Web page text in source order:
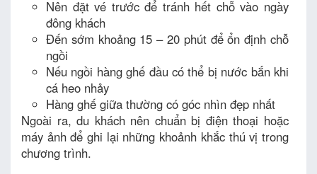
Nên đặt vé trước để tránh hết chỗ vào ngày
đông khách
Đến sớm khoảng 15 – 20 phút để ổn định chỗ
ngồi
Nếu ngồi hàng ghế đầu có thể bị nước bắn khi
cá heo nhảy
Hàng ghế giữa thường có góc nhìn đẹp nhất
Ngoài ra, du khách nên chuẩn bị điện thoại hoặc
máy ảnh để ghi lại những khoảnh khắc thú vị trong
chương trình.